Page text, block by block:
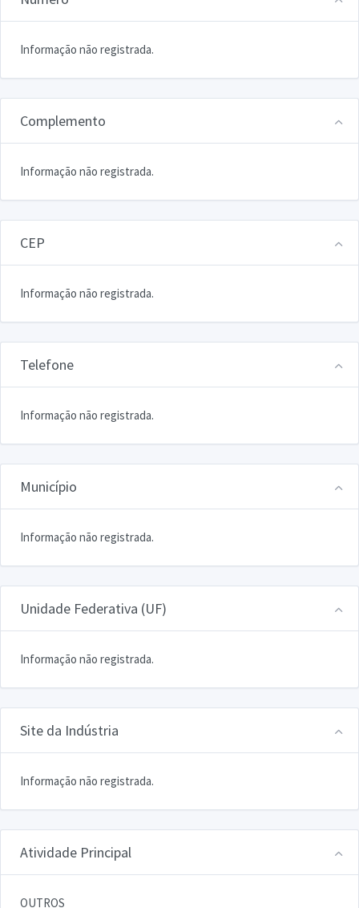
Informação não registrada.
Complemento
Informação não registrada.
CEP
Informação não registrada.
Telefone
Informação não registrada.
Município
Informação não registrada.
Unidade Federativa (UF)
Informação não registrada.
Site da Indústria
Informação não registrada.
Atividade Principal
OUTROS